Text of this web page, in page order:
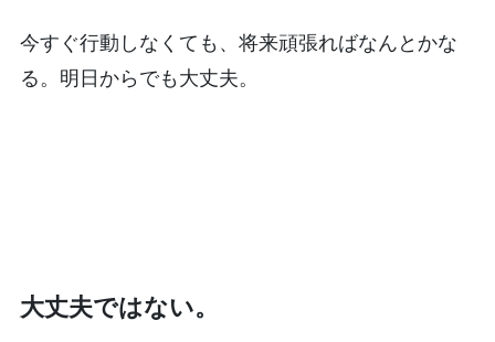
今すぐ行動しなくても、将来頑張ればなんとかな
る。明日からでも大丈夫。
大丈夫ではない。